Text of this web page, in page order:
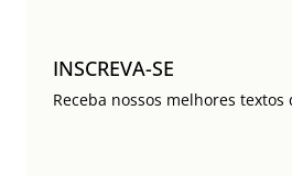
INSCREVA-SE
Receba nossos melhores